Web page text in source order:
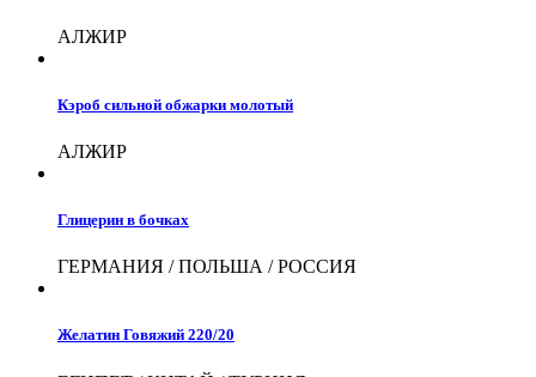
АЛЖИР
Кэроб сильной обжарки молотый
АЛЖИР
Глицерин в бочках
ГЕРМАНИЯ / ПОЛЬША / РОССИЯ
Желатин Говяжий 220/20